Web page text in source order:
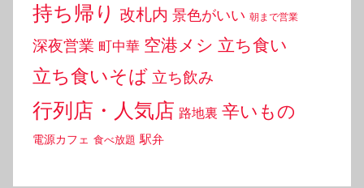
持ち帰り 改札内 景色がいい 朝まで営業
深夜営業 町中華 空港メシ 立ち食い
立ち食いそば 立ち飲み
行列店・人気店 路地裏 辛いもの
電源カフェ 食べ放題 駅弁